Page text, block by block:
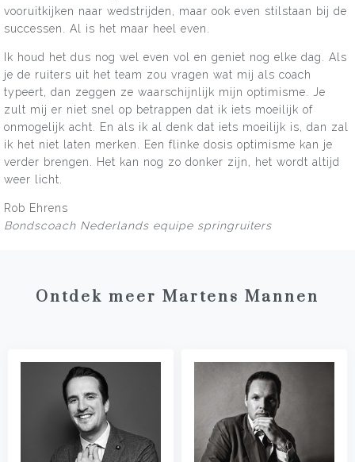
vooruitkijken naar wedstrijden, maar ook even stilstaan bij de
successen. Al is het maar heel even.
Ik houd het dus nog wel even vol en geniet nog elke dag. Als
je de ruiters uit het team zou vragen wat mij als coach
typeert, dan zeggen ze waarschijnlijk mijn optimisme. Je
zult mij er niet snel op betrappen dat ik iets moeilijk of
onmogelijk acht. En als ik al denk dat iets moeilijk is, dan zal
ik het niet laten merken. Een flinke dosis optimisme kan je
verder brengen. Het kan nog zo donker zijn, het wordt altijd
weer licht.
Rob Ehrens
Bondscoach Nederlands equipe springruiters
Ontdek meer Martens Mannen